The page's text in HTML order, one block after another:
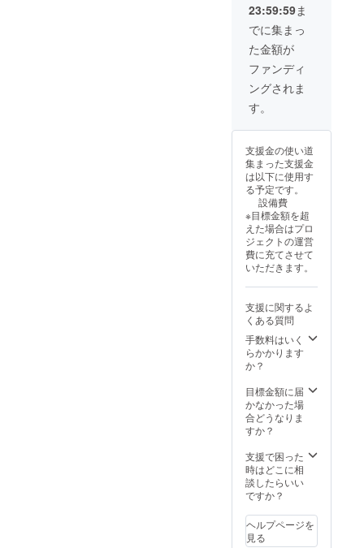
トをお渡しくだ
さい。 ・有効期
間：2025年10月
1日〜2026年12
月31日までの14
23:59:59ま
でに集まっ
た金額が
ファンディ
ングされま
す。
支援金の使い道
集まった支援金
は以下に使用す
る予定です。
設備費
※目標金額を超
えた場合はプロ
ジェクトの運営
費に充てさせて
いただきます。
支援に関するよ
くある質問
手数料はいく
らかかります
か？
目標金額に届
かなかった場
合どうなりま
すか？
支援で困った
時はどこに相
談したらいい
ですか？
ヘルプページを
見る